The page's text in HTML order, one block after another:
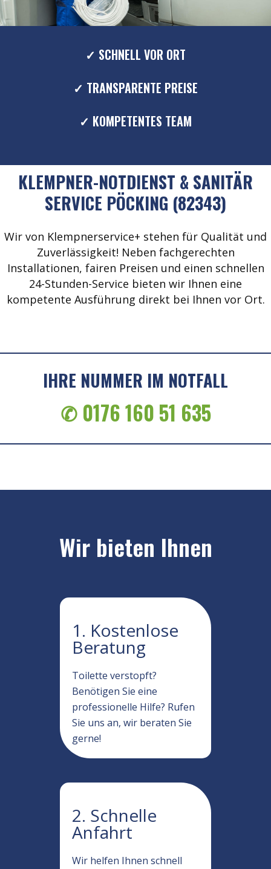
✓ SCHNELL VOR ORT
✓ TRANSPARENTE PREISE
✓ KOMPETENTES TEAM
KLEMPNER-NOTDIENST & SANITÄR
SERVICE PÖCKING (82343)
Wir von Klempnerservice+ stehen für Qualität und
Zuverlässigkeit! Neben fachgerechten
Installationen, fairen Preisen und einen schnellen
24-Stunden-Service bieten wir Ihnen eine
kompetente Ausführung direkt bei Ihnen vor Ort.
IHRE NUMMER IM NOTFALL
✆ 0176 160 51 635
Wir bieten Ihnen
1. Kostenlose
Beratung
Toilette verstopft?
Benötigen Sie eine
professionelle Hilfe? Rufen
Sie uns an, wir beraten Sie
gerne!
2. Schnelle
Anfahrt
Wir helfen Ihnen schnell